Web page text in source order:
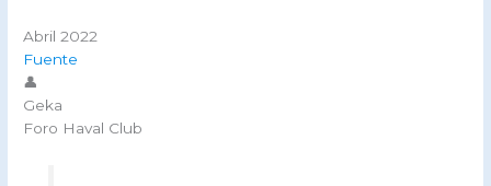
Abril 2022
Fuente
👤
Geka
Foro Haval Club